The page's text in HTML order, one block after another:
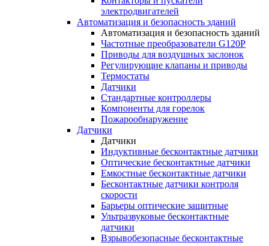
электродвигателей
Автоматизация и безопасность зданий
Автоматизация и безопасность зданий
Частотные преобразователи G120P
Приводы для воздушных заслонок
Регулирующие клапаны и приводы
Термостаты
Датчики
Стандартные контроллеры
Компоненты для горелок
Пожарообнаружение
Датчики
Датчики
Индуктивные бесконтактные датчики
Оптические бесконтактные датчики
Емкостные бесконтактные датчики
Бесконтактные датчики контроля
скорости
Барьеры оптические защитные
Ультразвуковые бесконтактные
датчики
Взрывобезопасные бесконтактные